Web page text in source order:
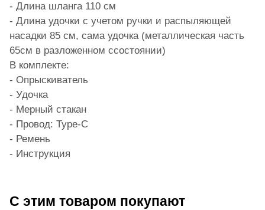
- Длина шланга 110 см
- Длина удочки с учетом ручки и распыляющей
насадки 85 см, сама удочка (металлическая часть
65см в разложенном ссостоянии)
В комплекте:
- Опрыскиватель
- Удочка
- Мерный стакан
- Провод: Type-C
- Ремень
- Инструкция
С этим товаром покупают